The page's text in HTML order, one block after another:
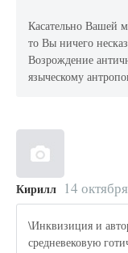
Касательно Вашей
то Вы ничего
Возрождение
языческому
Кирилл 14
\Инквизиция и
средневековую